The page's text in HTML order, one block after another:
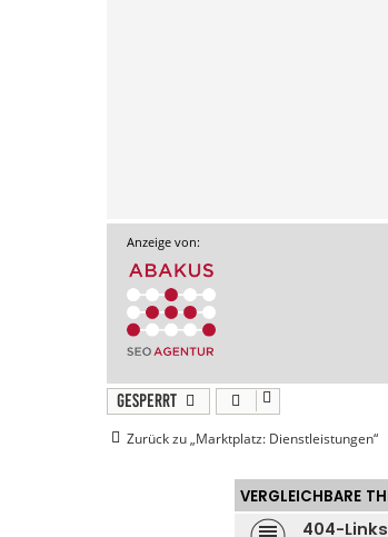
Anzeige von:
Gesperrt
Zurück zu „Marktplatz: Dienstleistungen“
VERGLEICHBARE
404-